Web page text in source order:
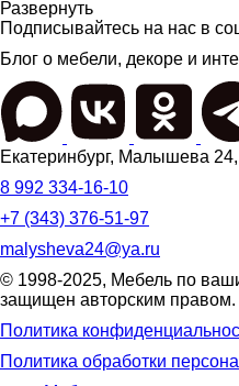
Развернуть
Подписывайтесь на нас в
Блог о мебели, декоре и
Екатеринбург, Малышева 24
8 992 334-16-10
+7 (343) 376-51-97
malysheva24@ya.ru
© 1998-2025, Мебель по
защищен авторским правом.
Политика
Политика обработки